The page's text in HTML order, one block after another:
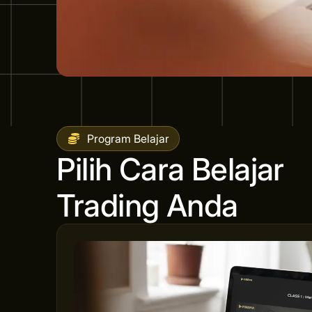
Program Belajar
Pilih Cara Belajar
Trading Anda